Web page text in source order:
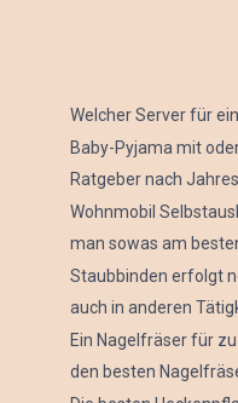
Welcher Server für
Baby-Pyjama mit
Ratgeber nach
Wohnmobil
man sowas am
Staubbinden erfolgt
auch in anderen
Ein Nagelfräser für
den besten